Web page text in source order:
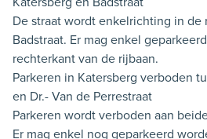
De straat wordt enkelrichting in de
Badstraat. Er mag enkel
rechterkant van de rijbaan.
Parkeren in Katersberg verboden
en Dr.- Van de Perrestraat
Parkeren wordt verboden aan
Er mag enkel nog geparkeerd